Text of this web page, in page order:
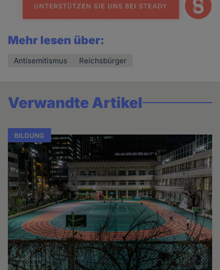
Mehr lesen über:
Antisemitismus Reichsbürger
Verwandte Artikel
BILDUNG